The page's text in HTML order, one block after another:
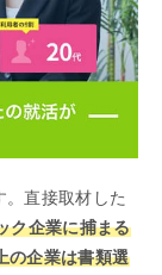
直接取材した
ク企業に捕まる
の企業は書類選